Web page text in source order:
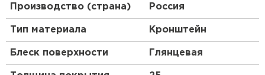
Производство (страна) Россия
Тип материала Кронштейн
Блеск поверхности Глянцевая